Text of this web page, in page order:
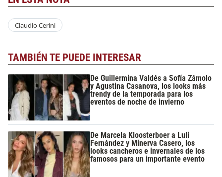
Claudio Cerini
TAMBIÉN TE PUEDE INTERESAR
De Guillermina Valdés a Sofía Zámolo
y Agustina Casanova, los looks más
trendy de la temporada para los
eventos de noche de invierno
De Marcela Kloosterboer a Luli
Fernández y Minerva Casero, los
looks cancheros e invernales de los
famosos para un importante evento